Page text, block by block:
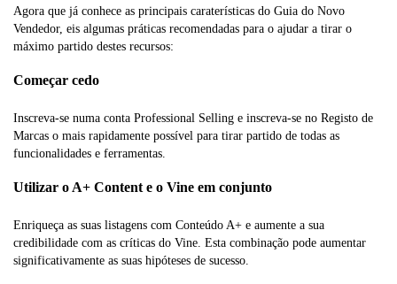
Agora que já conhece as principais caraterísticas do Guia do Novo
Vendedor, eis algumas práticas recomendadas para o ajudar a tirar o
máximo partido destes recursos:
Começar cedo
Inscreva-se numa conta Professional Selling e inscreva-se no Registo de
Marcas o mais rapidamente possível para tirar partido de todas as
funcionalidades e ferramentas.
Utilizar o A+ Content e o Vine em conjunto
Enriqueça as suas listagens com Conteúdo A+ e aumente a sua
credibilidade com as críticas do Vine. Esta combinação pode aumentar
significativamente as suas hipóteses de sucesso.